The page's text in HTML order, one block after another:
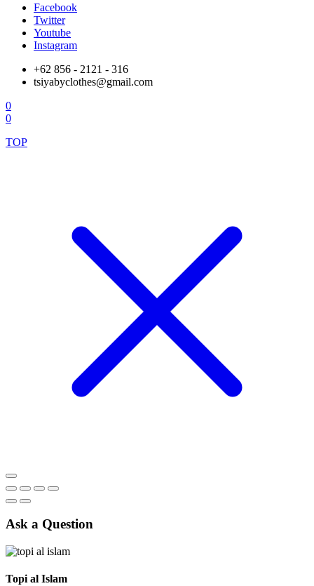
Facebook
Twitter
Youtube
Instagram
+62 856 - 2121 - 316
tsiyabyclothes@gmail.com
0
0
TOP
Ask a Question
Topi al Islam